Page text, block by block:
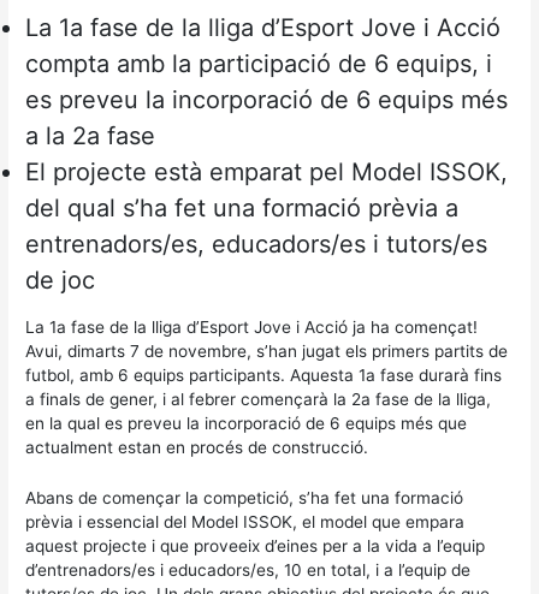
La 1a fase de la lliga d’Esport Jove i Acció
compta amb la participació de 6 equips, i
es preveu la incorporació de 6 equips més
a la 2a fase
El projecte està emparat pel Model ISSOK,
del qual s’ha fet una formació prèvia a
entrenadors/es, educadors/es i tutors/es
de joc
La 1a fase de la lliga d’Esport Jove i Acció ja ha començat!
Avui, dimarts 7 de novembre, s’han jugat els primers partits de
futbol, amb 6 equips participants. Aquesta 1a fase durarà fins
a finals de gener, i al febrer començarà la 2a fase de la lliga,
en la qual es preveu la incorporació de 6 equips més que
actualment estan en procés de construcció.
Abans de començar la competició, s’ha fet una formació
prèvia i essencial del Model ISSOK, el model que empara
aquest projecte i que proveeix d’eines per a la vida a l’equip
d’entrenadors/es i educadors/es, 10 en total, i a l’equip de